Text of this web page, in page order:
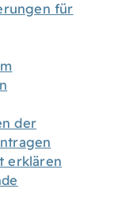
für
der
erklären